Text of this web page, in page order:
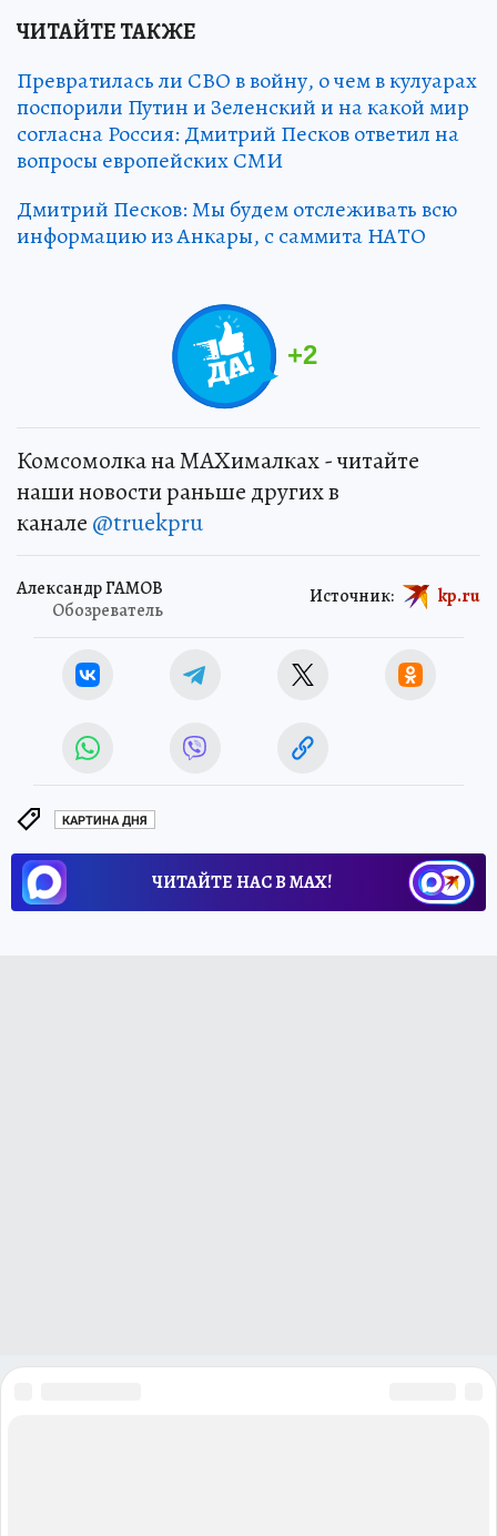
ЧИТАЙТЕ ТАКЖЕ
Превратилась ли СВО в войну, о чем в кулуарах
поспорили Путин и Зеленский и на какой мир
согласна Россия: Дмитрий Песков ответил на
вопросы европейских СМИ
Дмитрий Песков: Мы будем отслеживать всю
информацию из Анкары, с саммита НАТО
+2
Комсомолка на MAXималках - читайте
наши новости раньше других в
канале @truekpru
Александр ГАМОВ
Обозреватель
Источник: kp.ru
КАРТИНА ДНЯ
ЧИТАЙТЕ НАС В МАХ!